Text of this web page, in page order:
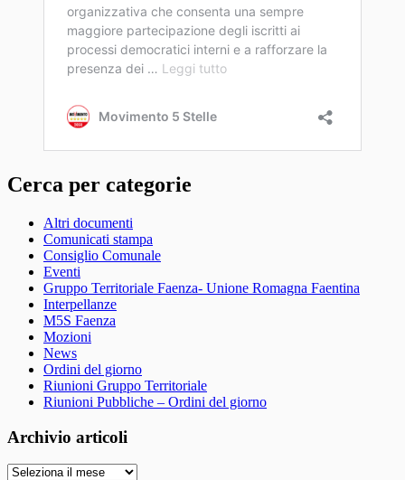
Cerca per categorie
Altri documenti
Comunicati stampa
Consiglio Comunale
Eventi
Gruppo Territoriale Faenza- Unione Romagna Faentina
Interpellanze
M5S Faenza
Mozioni
News
Ordini del giorno
Riunioni Gruppo Territoriale
Riunioni Pubbliche – Ordini del giorno
Archivio articoli
Archivio